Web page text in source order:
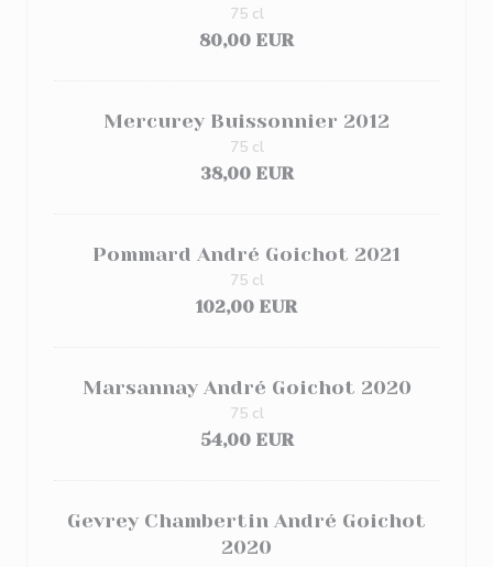
80,00 EUR
75 cl
Mercurey Buissonnier 2012
38,00 EUR
75 cl
Pommard André Goichot 2021
102,00 EUR
75 cl
Marsannay André Goichot 2020
54,00 EUR
75 cl
Gevrey Chambertin André Goichot
2020